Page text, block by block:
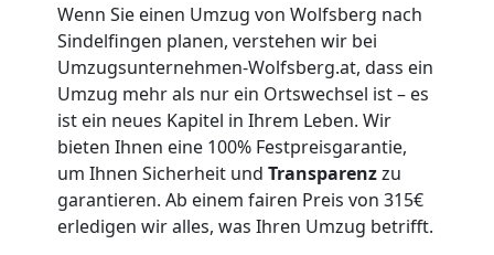
Wenn Sie einen Umzug von Wolfsberg nach
Sindelfingen planen, verstehen wir bei
Umzugsunternehmen-Wolfsberg.at, dass ein
Umzug mehr als nur ein Ortswechsel ist – es
ist ein neues Kapitel in Ihrem Leben. Wir
bieten Ihnen eine 100% Festpreisgarantie,
um Ihnen Sicherheit und Transparenzzu
garantieren. Ab einem fairen Preis von 315€
erledigen wir alles, was Ihren Umzug betrifft.
Umzug
für
Senioren